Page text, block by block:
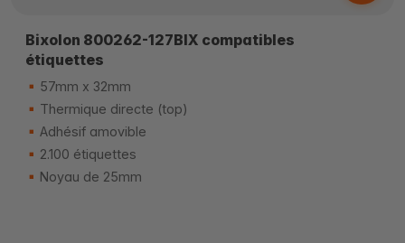
Bixolon 800262-127BIX compatibles
étiquettes
57mm x 32mm
Thermique directe (top)
Adhésif amovible
2.100 étiquettes
Noyau de 25mm